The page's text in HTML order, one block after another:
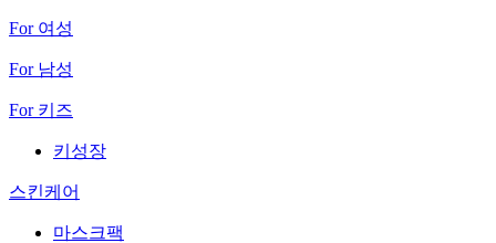
For 여성
For 남성
For 키즈
키성장
스킨케어
마스크팩